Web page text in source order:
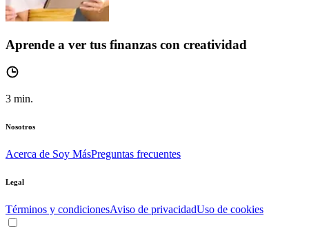
Aprende a ver tus finanzas con creatividad
3 min.
Nosotros
Acerca de Soy MásPreguntas frecuentes
Legal
Términos y condicionesAviso de privacidadUso de cookies